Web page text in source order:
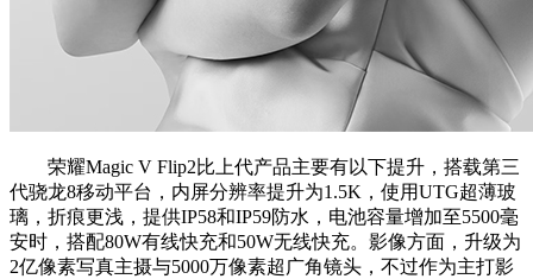
荣耀Magic V Flip2比上代产品主要有以下提升，搭载第三
代骁龙8移动平台，内屏分辨率提升为1.5K，使用UTG超薄玻
璃，折痕更浅，提供IP58和IP59防水，电池容量增加至5500毫
安时，搭配80W有线快充和50W无线快充。影像方面，升级为
2亿像素写真主摄与5000万像素超广角镜头，不过作为主打影